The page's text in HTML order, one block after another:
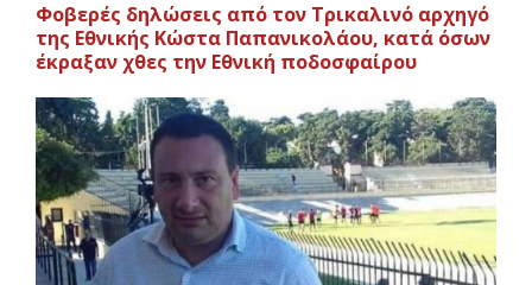
Φοβερές δηλώσεις από τον Τρικαλινό αρχηγό
της Εθνικής Κώστα Παπανικολάου, κατά όσων
έκραξαν χθες την Εθνική ποδοσφαίρου